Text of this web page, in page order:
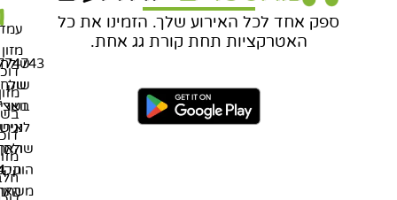
ספק אחד לכל האירוע שלך. הזמינו את כל
האטרקציות תחת קורת גג אחת.
מזון
שוק
בשרי
שולחן